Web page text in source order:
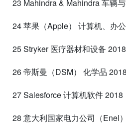
23 Mahindra & Mahindra 车辆
24 苹果（Apple） 计算机、办
25 Stryker 医疗器材和设备 2018
26 帝斯曼（DSM） 化学品 2018
27 Salesforce 计算机软件 2018
28 意大利国家电力公司（Enel